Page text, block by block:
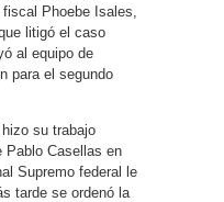
Phoebe Isales,
litigó el caso
al equipo de
para el segundo
su trabajo
Pablo Casellas en
Supremo federal le
tarde se ordenó la